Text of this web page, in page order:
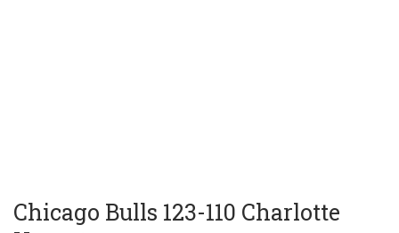
Chicago Bulls 123-110 Charlotte